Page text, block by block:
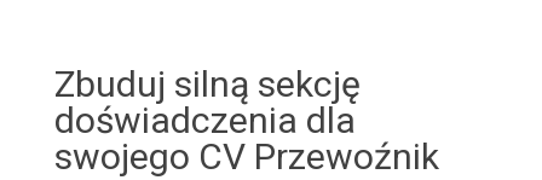
Zbuduj silną sekcję
doświadczenia dla
swojego CV Przewoźnik